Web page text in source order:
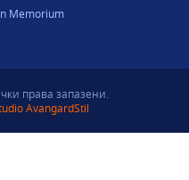
Memorium
права запазени.
AvangardStil